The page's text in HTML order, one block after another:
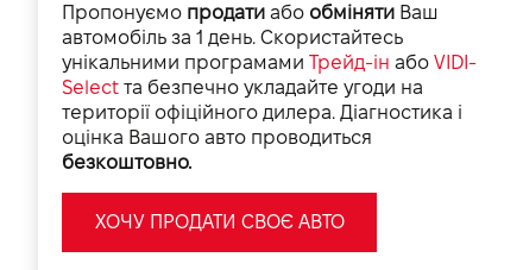
Пропонуємо продати або обміняти Ваш
автомобіль за 1 день. Скористайтесь
унікальними програмами Трейд-ін або VIDI-
Select та безпечно укладайте угоди на
території офіційного дилера. Діагностика і
оцінка Вашого авто проводиться
безкоштовно.
ХОЧУ ПРОДАТИ СВОЄ АВТО